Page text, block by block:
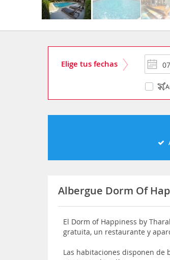
Elige tus fechas
Albergue Dorm Of
El Dorm of Happiness by
gratuita, un restaurante y
Las habitaciones disponen de